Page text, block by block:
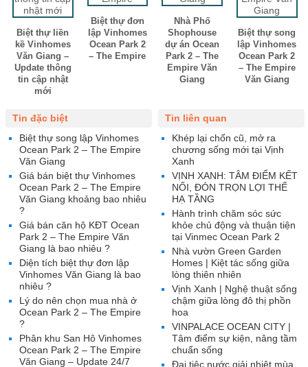
Biệt thự liền
kề Vinhomes
Văn Giang –
Update thông
tin cập nhật
mới
Biệt thự đơn
lập Vinhomes
Ocean Park 2
– The Empire
Nhà Phố
Shophouse
dự án Ocean
Park 2 – The
Empire Văn
Giang
Biệt thự song
lập Vinhomes
Ocean Park 2
– The Empire
Văn Giang
Tin liên quan
Khép lại chốn cũ, mở ra
chương sống mới tại Vịnh
Xanh
VỊNH XANH: TÂM ĐIỂM KẾT
NỐI, ĐÓN TRỌN LỢI THẾ
HẠ TẦNG
Hành trình chăm sóc sức
khỏe chủ động và thuận tiện
tại Vinmec Ocean Park 2
Nhà vườn Green Garden
Homes | Kiệt tác sống giữa
lòng thiên nhiên
Vịnh Xanh | Nghệ thuật sống
chậm giữa lòng đô thị phồn
hoa
VINPALACE OCEAN CITY |
Tâm điểm sự kiện, nâng tầm
chuẩn sống
Đại tiệc nước giải nhiệt mùa
Tin đặc biệt
Biệt thự song lập Vinhomes
Ocean Park 2 – The Empire
Văn Giang
Giá bán biệt thự Vinhomes
Ocean Park 2 – The Empire
Văn Giang khoảng bao nhiêu
?
Giá bán căn hộ KĐT Ocean
Park 2 – The Empire Văn
Giang là bao nhiêu ?
Diện tích biệt thự đơn lập
Vinhomes Văn Giang là bao
nhiêu ?
Lý do nên chọn mua nhà ở
Ocean Park 2 – The Empire
?
Phân khu San Hô Vinhomes
Ocean Park 2 – The Empire
Văn Giang – Update 24/7